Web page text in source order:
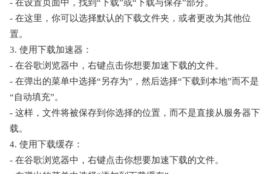
- 在设置页面中，找到“下载”或“下载与保存”部分。
- 在这里，你可以选择默认的下载文件夹，或者更改为其他位
置。
3. 使用下载加速器：
- 在谷歌浏览器中，右键点击你想要加速下载的文件。
- 在弹出的菜单中选择“另存为”，然后选择“下载到本地”而不是
“自动填充”。
- 这样，文件将被保存到你选择的位置，而不是直接从服务器下
载。
4. 使用下载缓存：
- 在谷歌浏览器中，右键点击你想要加速下载的文件。